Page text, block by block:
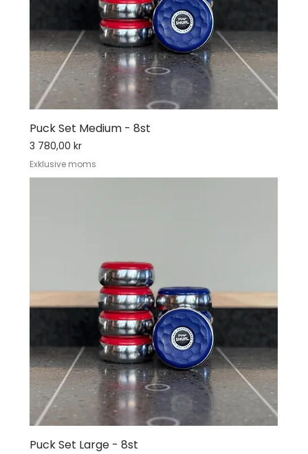
Puck Set Medium - 8st
Pris
3 780,00 kr
Puck Set Large - 8st